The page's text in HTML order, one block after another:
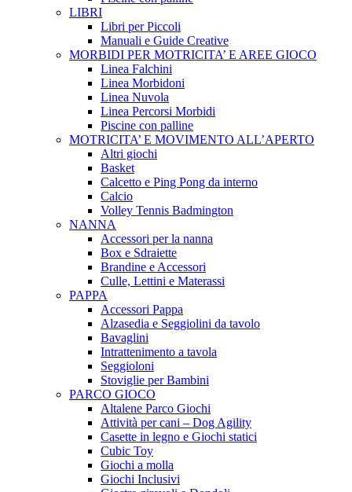
LIBRI
Libri per Piccoli
Manuali e Guide Creative
MORBIDI PER MOTRICITA’ E AREE GIOCO
Linea Falchini
Linea Morbidoni
Linea Nuvola
Linea Percorsi Morbidi
Piscine con palline
MOTRICITA’ E MOVIMENTO ALL’APERTO
Altri giochi
Basket
Calcetto e Ping Pong da interno
Calcio
Volley Tennis Badmington
NANNA
Accessori per la nanna
Box e Sdraiette
Brandine e Accessori
Culle, Lettini e Materassi
PAPPA
Accessori Pappa
Alzasedia e Seggiolini da tavolo
Bavaglini
Intrattenimento a tavola
Seggioloni
Stoviglie per Bambini
PARCO GIOCO
Altalene Parco Giochi
Attività per cani – Dog Agility
Casette in legno e Giochi statici
Cubic Toy
Giochi a molla
Giochi Inclusivi